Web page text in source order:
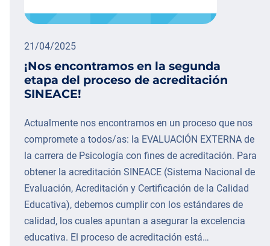
21/04/2025
¡Nos encontramos en la segunda
etapa del proceso de acreditación
SINEACE!
Actualmente nos encontramos en un proceso que nos
compromete a todos/as: la EVALUACIÓN EXTERNA de
la carrera de Psicología con fines de acreditación. Para
obtener la acreditación SINEACE (Sistema Nacional de
Evaluación, Acreditación y Certificación de la Calidad
Educativa), debemos cumplir con los estándares de
calidad, los cuales apuntan a asegurar la excelencia
educativa. El proceso de acreditación está…